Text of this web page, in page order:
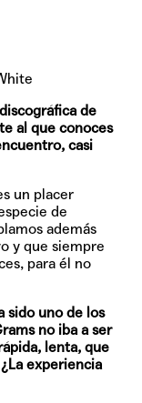
de
al que conoces
casi
un placer
de
además
y que siempre
para él no
sido uno de los
no iba a ser
lenta, que
experiencia